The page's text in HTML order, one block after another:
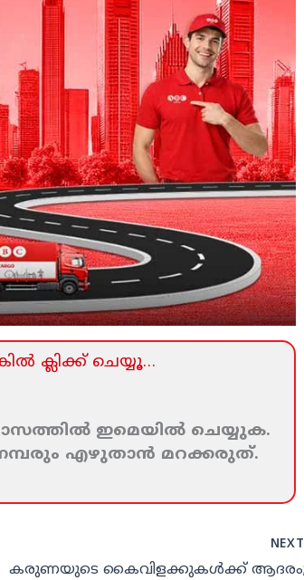
ക്ലിക്ക്‌ ചെയ്യൂ…
ഇമെയില്‍ ചെയ്യുക.
എഴുതാന്‍ മറക്കരുത്‌.
NEXT